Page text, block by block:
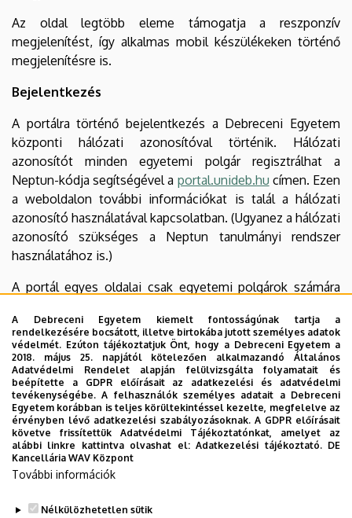
Az oldal legtöbb eleme támogatja a reszponzív
megjelenítést, így alkalmas mobil készülékeken történő
megjelenítésre is.
Bejelentkezés
A portálra történő bejelentkezés a Debreceni Egyetem
központi hálózati azonosítóval történik. Hálózati
azonosítót minden egyetemi polgár regisztrálhat a
Neptun-kódja segítségével a portal.unideb.hu címen. Ezen
a weboldalon további információkat is talál a hálózati
azonosító használatával kapcsolatban. (Ugyanez a hálózati
azonosító szükséges a Neptun tanulmányi rendszer
használatához is.)
A portál egyes oldalai csak egyetemi polgárok számára
szeretné megtekinteni, kérjük jelentkezzen be hálózati
azonosítója segítségével. A hitelesítési folyamat SSL
titkosított csatornán keresztül történik, így
felhasználóneve és jelszava nem kerülhet illetéktelen
kezekbe.
Letölthető állományok olvasásához szükséges
program
Az Acrobat típusú fájlok megnyitásához és
megjelenítéséhez szükséges ingyenes programot - ha
A Debreceni Egyetem kiemelt fontosságúnak tartja a
rendelkezésére bocsátott, illetve birtokába jutott személyes adatok
védelmét. Ezúton tájékoztatjuk Önt, hogy a Debreceni Egyetem a
2018. május 25. napjától kötelezően alkalmazandó Általános
Adatvédelmi Rendelet alapján felülvizsgálta folyamatait és
beépítette a GDPR előírásait az adatkezelési és adatvédelmi
tevékenységébe. A felhasználók személyes adatait a Debreceni
Egyetem korábban is teljes körültekintéssel kezelte, megfelelve az
érvényben lévő adatkezelési szabályozásoknak. A GDPR előírásait
követve frissítettük Adatvédelmi Tájékoztatónkat, amelyet az
alábbi linkre kattintva olvashat el:Adatkezelési tájékoztató. DE
Kancellária WAV Központ
További információk
Nélkülözhetetlen sütik